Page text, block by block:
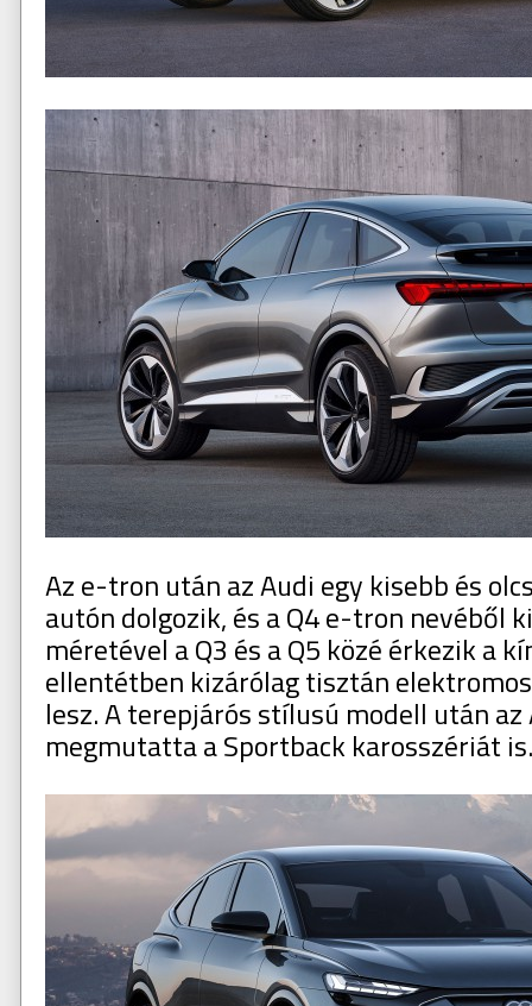
Az e-tron után az Audi egy kisebb és
autón dolgozik, és a Q4 e-tron nevéből
méretével a Q3 és a Q5 közé érkezik a
ellentétben kizárólag tisztán
lesz. A terepjárós stílusú modell után
megmutatta a Sportback karosszériát is.